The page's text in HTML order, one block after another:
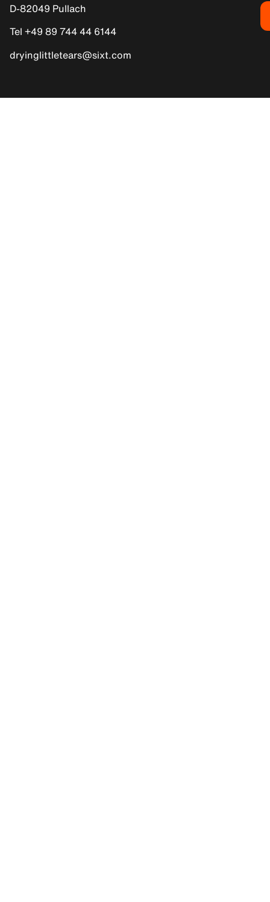
D-82049 Pullach
Tel +49 89 744 44 6144
dryinglittletears@sixt.com